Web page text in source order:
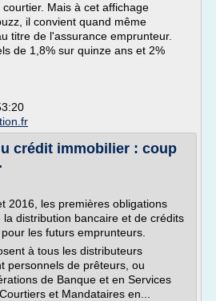
Mais à cet affichage
il convient quand même
titre de l'assurance emprunteur.
de 1,8% sur quinze ans et 2%
crédit immobilier : coup
2016, les premières obligations
distribution bancaire et de crédits
les futurs emprunteurs.
à tous les distributeurs
personnels de prêteurs, ou
de Banque et en Services
et Mandataires en...